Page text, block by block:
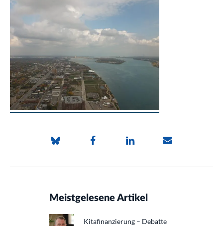
Meistgelesene Artikel
Kitafinanzierung – Debatte